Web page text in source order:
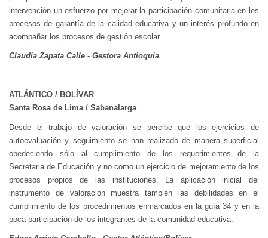
intervención un esfuerzo por mejorar la participación comunitaria en los
procesos de garantía de la calidad educativa y un interés profundo en
acompañar los procesos de gestión escolar.
Claudia Zapata Calle - Gestora Antioquia
ATLÁNTICO / BOLÍVAR
Santa Rosa de Lima / Sabanalarga
Desde el trabajo de valoración se percibe que los ejercicios de
autoevaluación y seguimiento se han realizado de manera superficial
obedeciendo sólo al cumplimiento de los requerimientos de la
Secretaria de Educación y no como un ejercicio de mejoramiento de los
procesos propios de las instituciones. La aplicación inicial del
instrumento de valoración muestra también las debilidades en el
cumplimiento de los procedimientos enmarcados en la guía 34 y en la
poca participación de los integrantes de la comunidad educativa.